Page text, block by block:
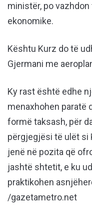
ministër, po
ekonomike.
Kështu Kurz do të
Gjermani me
Ky rast është edhe
menaxhohen paratë
formë taksash, për
përgjegjësi të ulët si
jenë në pozita që
jashtë shtetit, e ku
praktikohen
/gazetametro.net